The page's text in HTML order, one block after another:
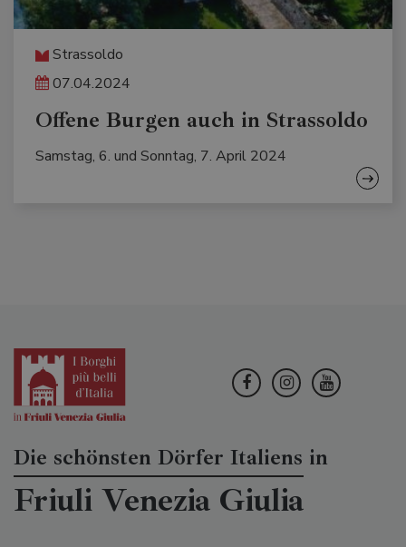
Strassoldo
07.04.2024
Offene Burgen auch in Strassoldo
Samstag, 6. und Sonntag, 7. April 2024
Die schönsten Dörfer Italiens in
Friuli Venezia Giulia